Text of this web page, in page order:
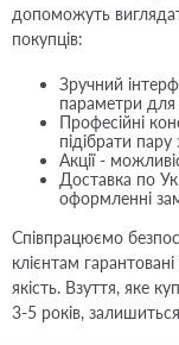
допоможуть
покупців:
Зручний
параметри
Професійні
підібрати
Акції -
Доставка по
оформленні
Співпрацюємо
клієнтам
якість. Взуття, яке
3-5 років,